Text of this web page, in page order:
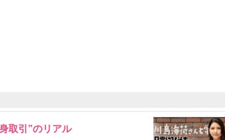
取引”のリアル